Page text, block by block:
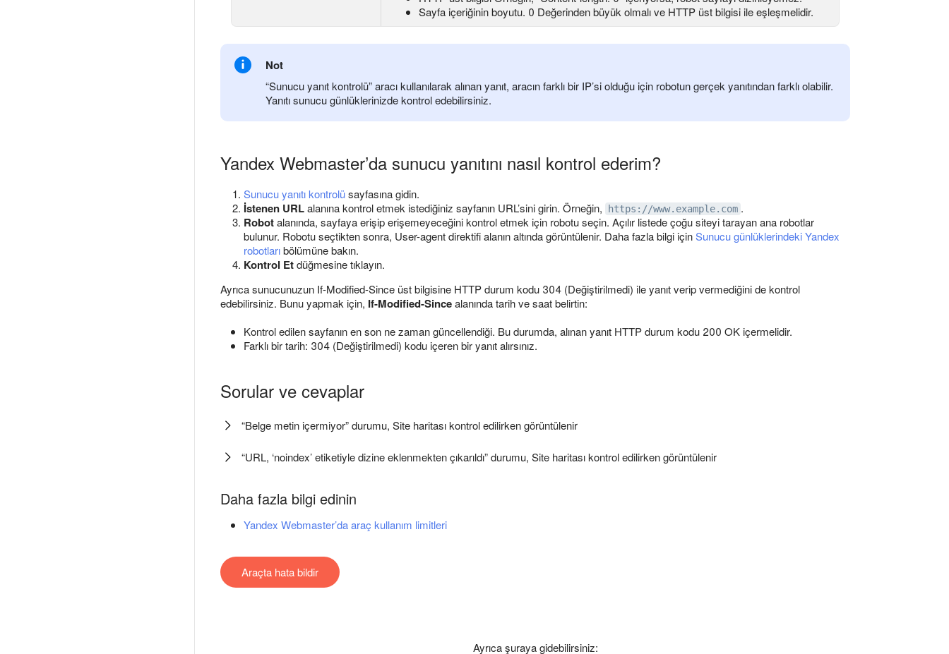
Sayfa içeriğinin boyutu. 0 Değerinden büyük olmalı ve HTTP üst bilgisi ile eşleşmelidir.
Not
“Sunucu yanıt kontrolü” aracı kullanılarak alınan yanıt, aracın farklı bir IP’si olduğu için robotun gerçek yanıtından farklı olabilir.
Yanıtı sunucu günlüklerinizde kontrol edebilirsiniz.
Yandex Webmaster’da sunucu yanıtını nasıl kontrol ederim?
Sunucu yanıtı kontrolüsayfasına gidin.
İstenen URLalanına kontrol etmek istediğiniz sayfanın URL’sini girin. Örneğin, https://www.example.com .
Robotalanında, sayfaya erişip erişemeyeceğini kontrol etmek için robotu seçin. Açılır listede çoğu siteyi tarayan ana robotlar
bulunur. Robotu seçtikten sonra, User-agent direktifi alanın altında görüntülenir. Daha fazla bilgi içinSunucu günlüklerindeki Yandex
robotlarıbölümüne bakın.
Kontrol Etdüğmesine tıklayın.
Ayrıca sunucunuzun If-Modified-Since üst bilgisine HTTP durum kodu 304 (Değiştirilmedi) ile yanıt verip vermediğini de kontrol
edebilirsiniz. Bunu yapmak için, If-Modified-Sincealanında tarih ve saat belirtin:
Kontrol edilen sayfanın en son ne zaman güncellendiği. Bu durumda, alınan yanıt HTTP durum kodu 200 OK içermelidir.
Farklı bir tarih: 304 (Değiştirilmedi) kodu içeren bir yanıt alırsınız.
Sorular ve cevaplar
“Belge metin içermiyor” durumu, Site haritası kontrol edilirken görüntülenir
“URL, ‘noindex’ etiketiyle dizine eklenmekten çıkarıldı” durumu, Site haritası kontrol edilirken görüntülenir
Daha fazla bilgi edinin
Yandex Webmaster’da araç kullanım limitleri
Araçta hata bildir
Ayrıca şuraya gidebilirsiniz: